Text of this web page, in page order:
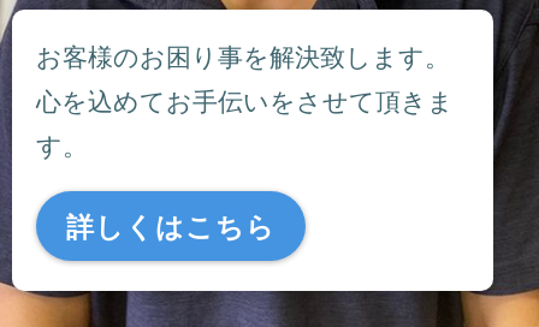
お客様のお困り事を解決致します。
心を込めてお手伝いをさせて頂きま
す。
詳しくはこちら